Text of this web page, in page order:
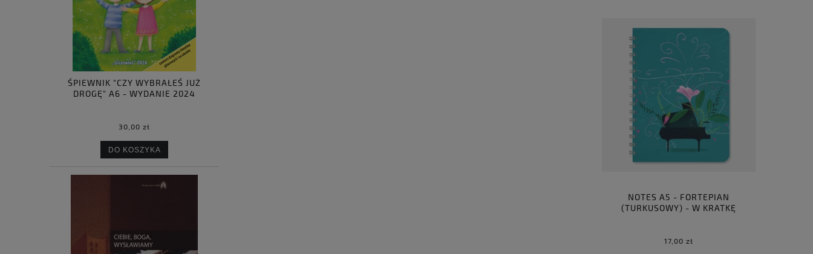
ŚPIEWNIK "CZY WYBRAŁEŚ JUŻ
DROGĘ" A6 - WYDANIE 2024
30,00 zł
DO KOSZYKA
NOTES A5 - FORTEPIAN
(TURKUSOWY) - W KRATKĘ
17,00 zł